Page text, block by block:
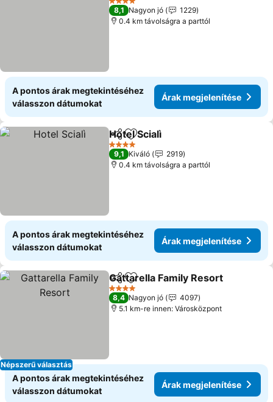
4 Kategória
8,1 Nagyon jó
1229
0.4 km távolságra a parttól
A pontos árak megtekintéséhez
válasszon dátumokat
Árak megjelenítése
Megosztás
Hozzáadás a kedvencekhez
Hotel Scialì
4 Kategória
9,1 Kiváló
2919
0.4 km távolságra a parttól
A pontos árak megtekintéséhez
válasszon dátumokat
Árak megjelenítése
Népszerű választás
Megosztás
Hozzáadás a kedvencekhez
Gattarella Family Resort
4 Kategória
8,4 Nagyon jó
4097
5.1 km-re innen: Városközpont
A pontos árak megtekintéséhez
válasszon dátumokat
Árak megjelenítése